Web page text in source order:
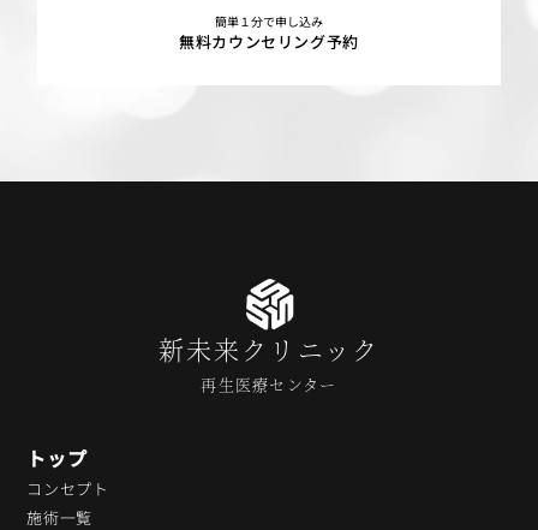
簡単１分で申し込み
無料カウンセリング予約
新未来クリニック
再生医療センター
トップ
コンセプト
施術一覧